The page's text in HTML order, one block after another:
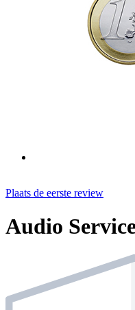
Plaats de eerste review
Audio